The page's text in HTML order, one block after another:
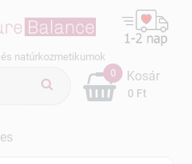
natúrkozmetikumok
0
0 Ft
Kosár